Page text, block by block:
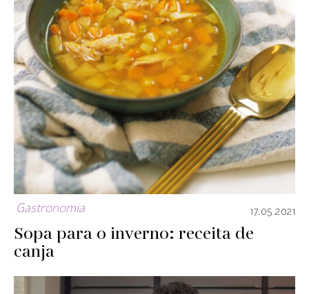
Gastronomia 17.05.2021
Sopa para o inverno: receita de
canja